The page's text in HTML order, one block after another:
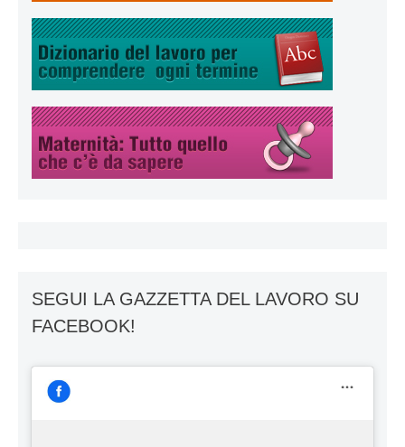
SEGUI LA GAZZETTA DEL LAVORO SU
FACEBOOK!